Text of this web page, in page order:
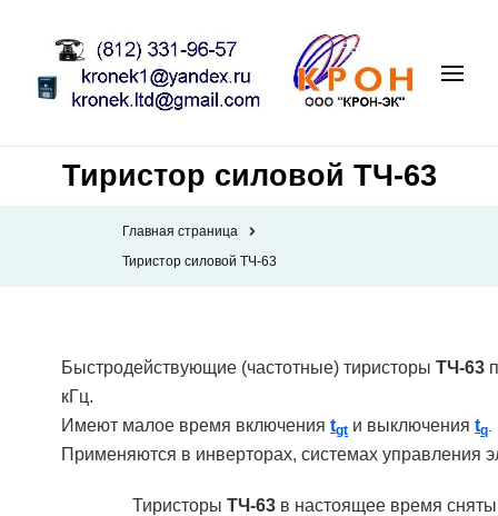
Тиристор силовой ТЧ-63
Главная страница
Тиристор силовой ТЧ-63
Быстродействующие (частотные) тиристоры ТЧ-63
кГц.
Имеют малое время включения tgt и выключения tq
Применяются в инверторах, системах управления
Тиристоры ТЧ-63 в настоящее время сняты